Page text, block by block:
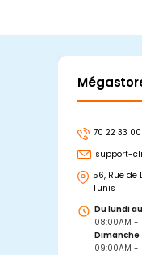
70 22 33 00
support-
56, Rue
Tunis
Du lundi
08:00AM -
Dimanche
09:00AM -